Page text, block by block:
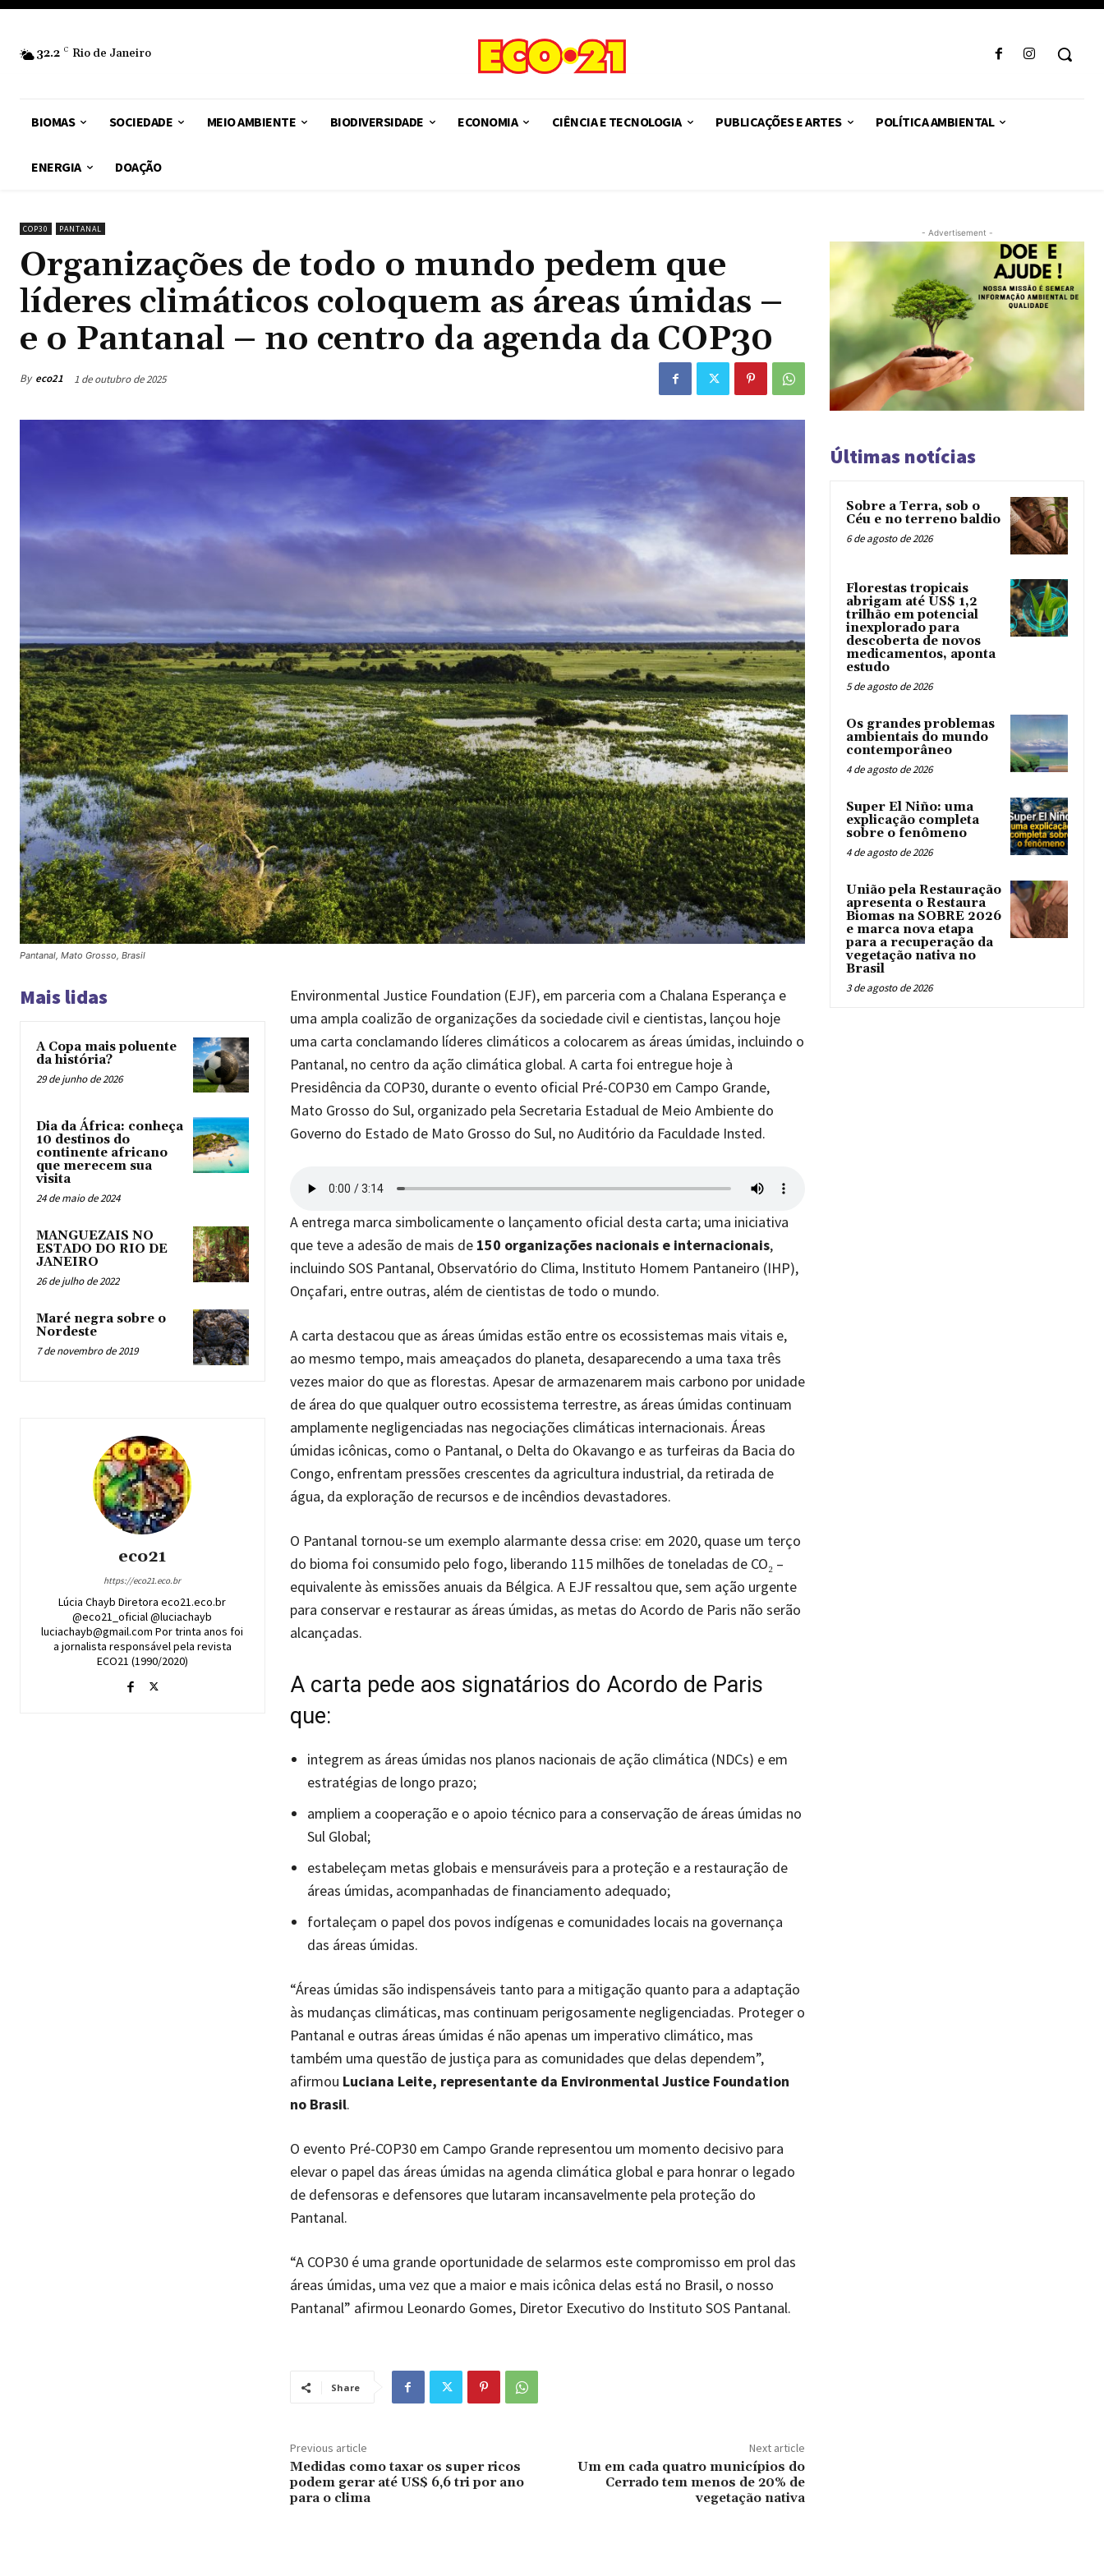
32.2 C Rio de Janeiro
BIOMAS SOCIEDADE MEIO AMBIENTE BIODIVERSIDADE ECONOMIA CIÊNCIA E TECNOLOGIA PUBLICAÇÕES E ARTES POLÍTICA AMBIENTAL
ENERGIA DOAÇÃO
COP30 PANTANAL
Organizações de todo o mundo pedem que
líderes climáticos coloquem as áreas úmidas –
e o Pantanal – no centro da agenda da COP30
By eco21 1 de outubro de 2025
Pantanal, Mato Grosso, Brasil
Mais lidas
A Copa mais poluente
da história?
29 de junho de 2026
Dia da África: conheça
10 destinos do
continente africano
que merecem sua
visita
24 de maio de 2024
MANGUEZAIS NO
ESTADO DO RIO DE
JANEIRO
26 de julho de 2022
Maré negra sobre o
Nordeste
7 de novembro de 2019
eco21
https://eco21.eco.br
Lúcia Chayb Diretora eco21.eco.br
@eco21_oficial @luciachayb
luciachayb@gmail.com Por trinta anos foi
a jornalista responsável pela revista
ECO21 (1990/2020)
Environmental Justice Foundation (EJF), em parceria com a Chalana Esperança e
uma ampla coalizão de organizações da sociedade civil e cientistas, lançou hoje
uma carta conclamando líderes climáticos a colocarem as áreas úmidas, incluindo o
Pantanal, no centro da ação climática global. A carta foi entregue hoje à
Presidência da COP30, durante o evento oficial Pré-COP30 em Campo Grande,
Mato Grosso do Sul, organizado pela Secretaria Estadual de Meio Ambiente do
Governo do Estado de Mato Grosso do Sul, no Auditório da Faculdade Insted.
A entrega marca simbolicamente o lançamento oficial desta carta; uma iniciativa
que teve a adesão de mais de 150 organizações nacionais e internacionais,
incluindo SOS Pantanal, Observatório do Clima, Instituto Homem Pantaneiro (IHP),
Onçafari, entre outras, além de cientistas de todo o mundo.
A carta destacou que as áreas úmidas estão entre os ecossistemas mais vitais e,
ao mesmo tempo, mais ameaçados do planeta, desaparecendo a uma taxa três
vezes maior do que as florestas. Apesar de armazenarem mais carbono por unidade
de área do que qualquer outro ecossistema terrestre, as áreas úmidas continuam
amplamente negligenciadas nas negociações climáticas internacionais. Áreas
úmidas icônicas, como o Pantanal, o Delta do Okavango e as turfeiras da Bacia do
Congo, enfrentam pressões crescentes da agricultura industrial, da retirada de
água, da exploração de recursos e de incêndios devastadores.
O Pantanal tornou-se um exemplo alarmante dessa crise: em 2020, quase um terço
do bioma foi consumido pelo fogo, liberando 115 milhões de toneladas de CO₂ –
equivalente às emissões anuais da Bélgica. A EJF ressaltou que, sem ação urgente
para conservar e restaurar as áreas úmidas, as metas do Acordo de Paris não serão
alcançadas.
A carta pede aos signatários do Acordo de Paris
que:
integrem as áreas úmidas nos planos nacionais de ação climática (NDCs) e em
estratégias de longo prazo;
ampliem a cooperação e o apoio técnico para a conservação de áreas úmidas no
Sul Global;
estabeleçam metas globais e mensuráveis para a proteção e a restauração de
áreas úmidas, acompanhadas de financiamento adequado;
fortaleçam o papel dos povos indígenas e comunidades locais na governança
das áreas úmidas.
“Áreas úmidas são indispensáveis tanto para a mitigação quanto para a adaptação
às mudanças climáticas, mas continuam perigosamente negligenciadas. Proteger o
Pantanal e outras áreas úmidas é não apenas um imperativo climático, mas
também uma questão de justiça para as comunidades que delas dependem”,
afirmou Luciana Leite, representante da Environmental Justice Foundation
no Brasil.
O evento Pré-COP30 em Campo Grande representou um momento decisivo para
elevar o papel das áreas úmidas na agenda climática global e para honrar o legado
de defensoras e defensores que lutaram incansavelmente pela proteção do
Pantanal.
“A COP30 é uma grande oportunidade de selarmos este compromisso em prol das
áreas úmidas, uma vez que a maior e mais icônica delas está no Brasil, o nosso
Pantanal” afirmou Leonardo Gomes, Diretor Executivo do Instituto SOS Pantanal.
Share
Previous article
Medidas como taxar os super ricos
podem gerar até US$ 6,6 tri por ano
para o clima
Next article
Um em cada quatro municípios do
Cerrado tem menos de 20% de
vegetação nativa
- Advertisement -
Últimas notícias
Sobre a Terra, sob o
Céu e no terreno baldio
6 de agosto de 2026
Florestas tropicais
abrigam até US$ 1,2
trilhão em potencial
inexplorado para
descoberta de novos
medicamentos, aponta
estudo
5 de agosto de 2026
Os grandes problemas
ambientais do mundo
contemporâneo
4 de agosto de 2026
Super El Niño: uma
explicação completa
sobre o fenômeno
4 de agosto de 2026
União pela Restauração
apresenta o Restaura
Biomas na SOBRE 2026
e marca nova etapa
para a recuperação da
vegetação nativa no
Brasil
3 de agosto de 2026